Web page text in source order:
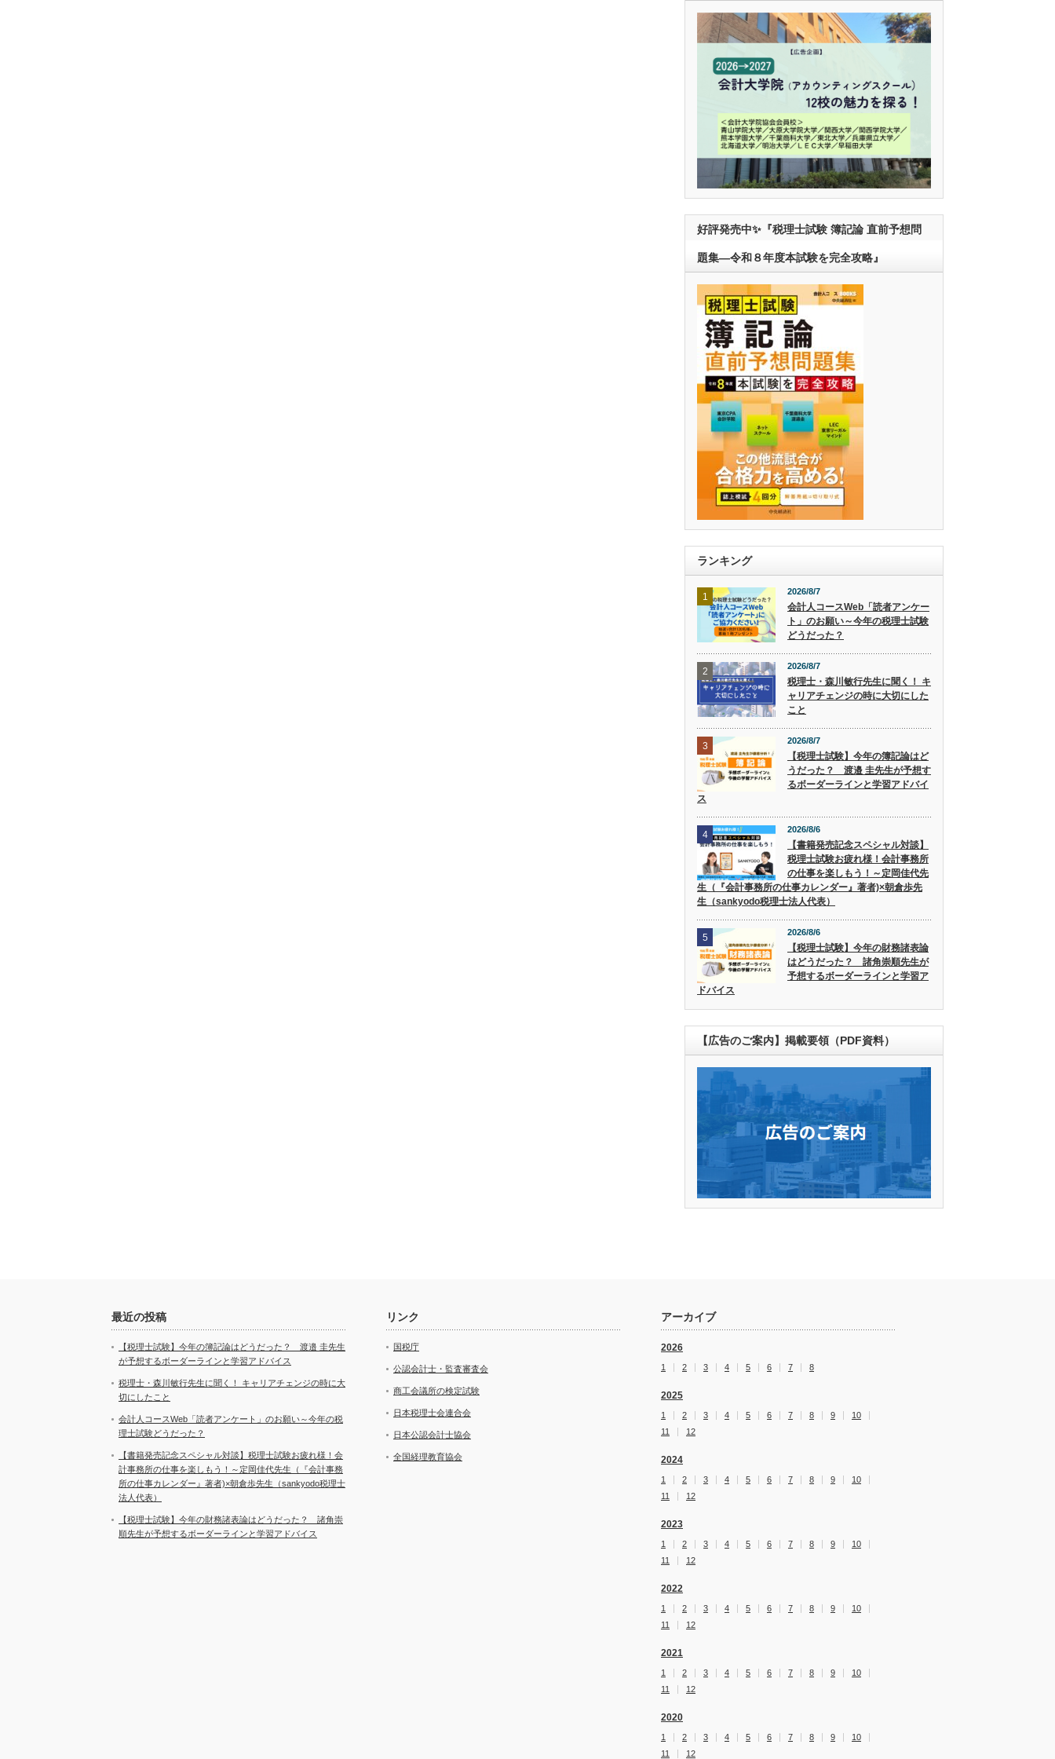
好評発売中✨『税理士試験 簿記論 直前予想問
題集―令和８年度本試験を完全攻略』
ランキング
1 2026/8/7
会計人コースWeb「読者アンケー
ト」のお願い～今年の税理士試験
どうだった？
2 2026/8/7
税理士・森川敏行先生に聞く！ キ
ャリアチェンジの時に大切にした
こと
3 2026/8/7
【税理士試験】今年の簿記論はど
うだった？ 渡邉 圭先生が予想す
るボーダーラインと学習アドバイ
ス
4 2026/8/6
【書籍発売記念スペシャル対談】
税理士試験お疲れ様！会計事務所
の仕事を楽しもう！～定岡佳代先
生（『会計事務所の仕事カレンダー』著者)×朝倉歩先
生（sankyodo税理士法人代表）
5 2026/8/6
【税理士試験】今年の財務諸表論
はどうだった？ 諸角崇順先生が
予想するボーダーラインと学習ア
ドバイス
【広告のご案内】掲載要領（PDF資料）
最近の投稿
【税理士試験】今年の簿記論はどうだった？ 渡邉 圭先生
が予想するボーダーラインと学習アドバイス
税理士・森川敏行先生に聞く！ キャリアチェンジの時に大
切にしたこと
会計人コースWeb「読者アンケート」のお願い～今年の税
理士試験どうだった？
【書籍発売記念スペシャル対談】税理士試験お疲れ様！会
計事務所の仕事を楽しもう！～定岡佳代先生（『会計事務
所の仕事カレンダー』著者)×朝倉歩先生（sankyodo税理士
法人代表）
【税理士試験】今年の財務諸表論はどうだった？ 諸角崇
順先生が予想するボーダーラインと学習アドバイス
リンク
国税庁
公認会計士・監査審査会
商工会議所の検定試験
日本税理士会連合会
日本公認会計士協会
全国経理教育協会
アーカイブ
2026
1 2 3 4 5 6 7 8
2025
1 2 3 4 5 6 7 8 9
10
11
12
2024
1 2 3 4 5 6 7 8 9
10
11
12
2023
1 2 3 4 5 6 7 8 9
10
11
12
2022
1 2 3 4 5 6 7 8 9
10
11
12
2021
1 2 3 4 5 6 7 8 9
10
11
12
2020
1 2 3 4 5 6 7 8 9
10
11
12